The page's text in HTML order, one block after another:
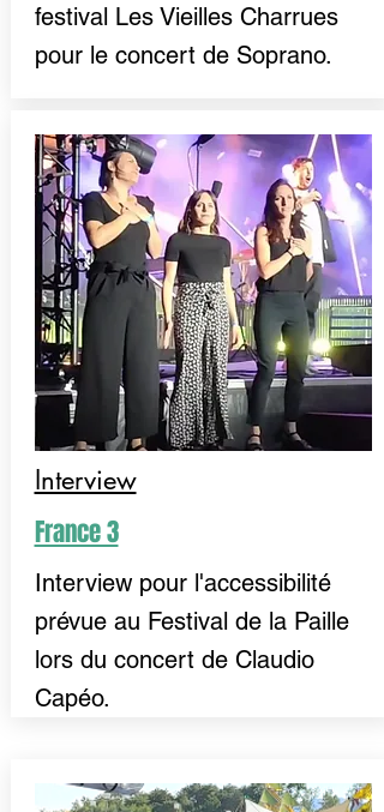
festival Les Vieilles Charrues
pour le concert de Soprano.
Interview
France 3
Interview pour l'accessibilité
prévue au Festival de la Paille
lors du concert de Claudio
Capéo.